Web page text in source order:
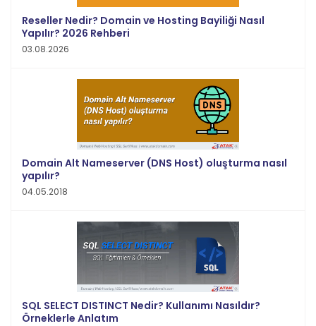
Reseller Nedir? Domain ve Hosting Bayiliği Nasıl
Yapılır? 2026 Rehberi
03.08.2026
Domain Alt Nameserver (DNS Host) oluşturma nasıl
yapılır?
04.05.2018
SQL SELECT DISTINCT Nedir? Kullanımı Nasıldır?
Örneklerle Anlatım